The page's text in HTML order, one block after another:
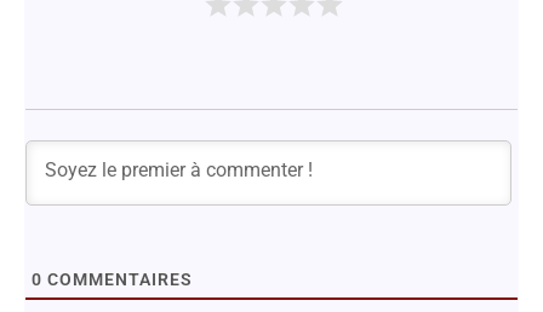
0 COMMENTAIRES